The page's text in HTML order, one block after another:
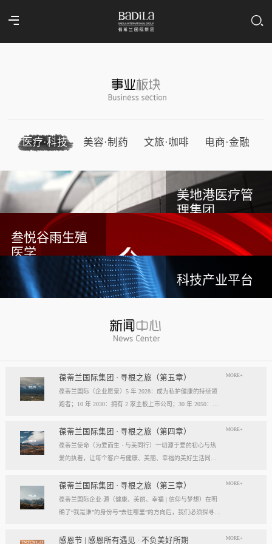
医疗·科技 美容·制药 文旅·咖啡 电商·金融
美地港医疗管
理集团
叁悦谷雨生殖
医学
科技产业平台
葆蒂兰国际集团 · 寻根之旅（第五章）
葆蒂兰国际（企业愿景）5 年 2028：成为私护健康的持续领
跑者；10 年 2030：拥有 2 家主板上市公司；30 年 2050：成
葆蒂兰国际立志成为健康产业中一个响亮的中国品牌。我们
以“为爱而生，与美同行”为使命，绘制出一幅清晰而雄心勃
勃的发展蓝图，旨在以坚实的步伐，从专业的深度走向事业
028 | 5年愿景）成为“私护健康领域的持续领跑者”· 定位： 我
MORE+
葆蒂兰国际集团 · 寻根之旅（第四章）
葆蒂兰使命（为爱而生 · 与美同行）一切源于爱的初心与热
爱的执着，让每个客户与健康、美丽、幸福的美好生活同
双翼“爱的初心”与“热爱的执着”，共同构成了葆蒂兰的精神内
核与力量源泉，二者如同呼吸，一呼一吸，生生不息。爱的
初心，是我们的根脉与方向。它是最初那份纯粹的善意、利
MORE+
葆蒂兰国际集团 · 寻根之旅（第三章）
葆蒂兰国际企业-源（健康、美丽、幸福 | 信仰与梦想）在明
确了“我是谁”的身份与“去往哪里”的方向后，我们必须探寻滋
格局与能量。它，就是葆蒂兰的“源”——我们一切思想与行
MORE+
感恩节 | 感恩所有遇见 · 不负美好所期 MORE+